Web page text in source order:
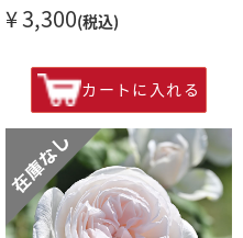
¥ 3,300(税込)
カートに入れる